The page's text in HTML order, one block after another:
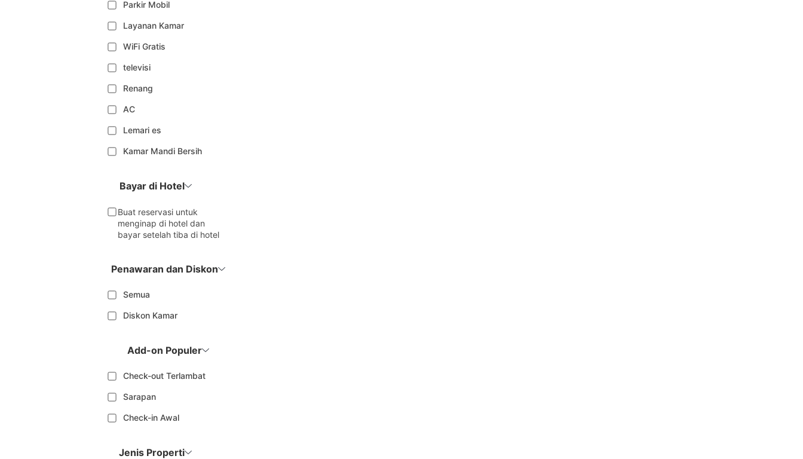
Parkir Mobil
Layanan Kamar
WiFi Gratis
televisi
Renang
AC
Lemari es
Kamar Mandi Bersih
Bayar di Hotel
Buat reservasi untuk
menginap di hotel dan
bayar setelah tiba di hotel
Penawaran dan Diskon
Semua
Diskon Kamar
Add-on Populer
Check-out Terlambat
Sarapan
Check-in Awal
Jenis Properti